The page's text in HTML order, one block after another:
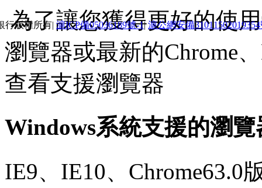
為了讓您獲得更好的使
瀏覽器或最新的Chrome
查看支援瀏覽器
Windows系統支援的瀏覽
IE9、IE10、Chrome63.0
行版權所有| 滬ICP備05036189號-1|滬公網安備